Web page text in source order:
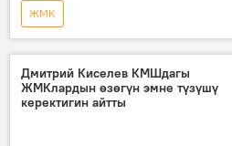
ЖМК
Европа
тынчтык планы
Украина
Дмитрий Киселев КМШдагы
ЖМКлардын өзөгүн эмне түзүшү
керектигин айтты